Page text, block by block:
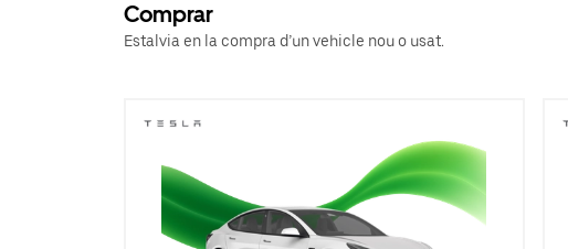
Comprar
Estalvia en la compra d’un vehicle nou o usat.